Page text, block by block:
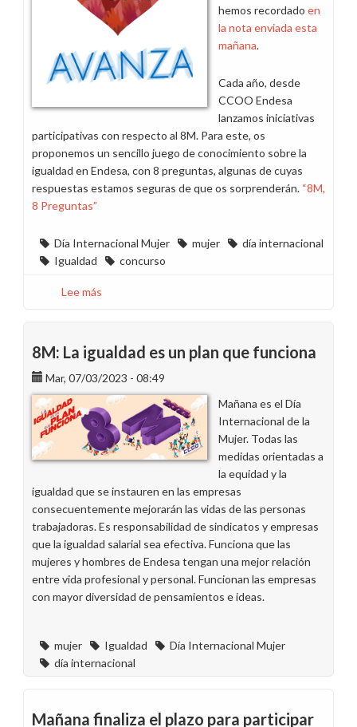
hemos recordado en
la nota enviada esta
mañana.
Cada año, desde
CCOO Endesa
lanzamos iniciativas
participativas con respecto al 8M. Para este, os
proponemos un sencillo juego de conocimiento sobre la
igualdad en Endesa, con 8 preguntas, algunas de cuyas
respuestas estamos seguras de que os sorprenderán. “8M,
8 Preguntas”
Día Internacional Mujer mujer
día internacional
Igualdad
concurso
Lee más
concurso
sobre
la
igualdad
en
Endesa
con
motivo
8
de
Marzo!
8M: La igualdad es un plan que funciona
Mar, 07/03/2023 - 08:49
Mañana es el Día
Internacional de la
Mujer. Todas las
medidas orientadas a
la equidad y la
igualdad que se instauren en las empresas
consecuentemente mejorarán las vidas de las personas
trabajadoras. Es responsabilidad de sindicatos y empresas
que la igualdad salarial sea efectiva. Funciona que las
mujeres y hombres de Endesa tengan una mejor relación
entre vida profesional y personal. Funcionan las empresas
con mayor diversidad de pensamientos e ideas.
mujer Igualdad
Día Internacional Mujer
día internacional
Mañana finaliza el plazo para participar